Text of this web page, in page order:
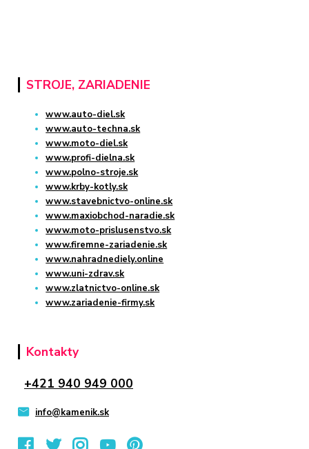
STROJE, ZARIADENIE
www.auto-diel.sk
www.auto-techna.sk
www.moto-diel.sk
www.profi-dielna.sk
www.polno-stroje.sk
www.krby-kotly.sk
www.stavebnictvo-online.sk
www.maxiobchod-naradie.sk
www.moto-prislusenstvo.sk
www.firemne-zariadenie.sk
www.nahradnediely.online
www.uni-zdrav.sk
www.zlatnictvo-online.sk
www.zariadenie-firmy.sk
Kontakty
+421 940 949 000
info@kamenik.sk